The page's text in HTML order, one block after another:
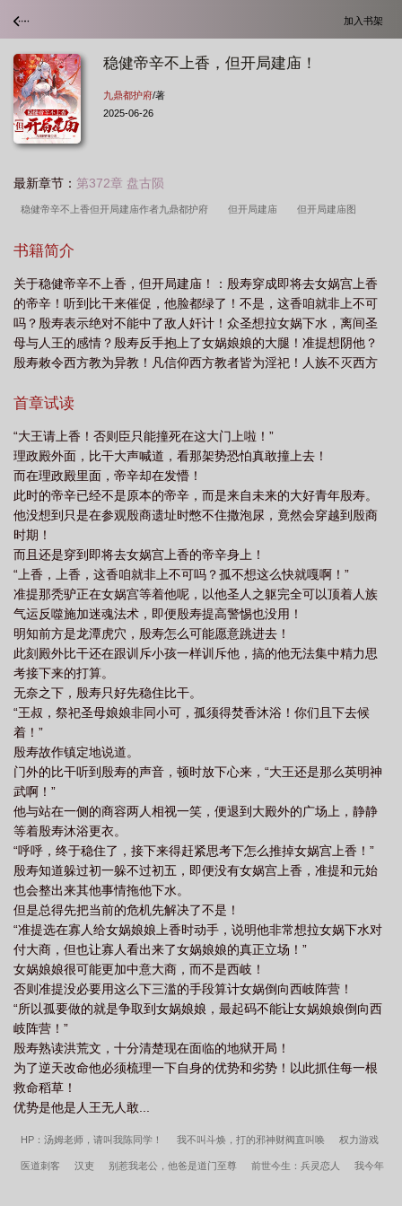
加入书架
稳健帝辛不上香，但开局建庙！
九鼎都护府/著
2025-06-26
最新章节： 第372章 盘古陨
稳健帝辛不上香但开局建庙作者九鼎都护府 但开局建庙 但开局建庙图
书籍简介
关于稳健帝辛不上香，但开局建庙！：殷寿穿成即将去女娲宫上香
的帝辛！听到比干来催促，他脸都绿了！不是，这香咱就非上不可
吗？殷寿表示绝对不能中了敌人奸计！众圣想拉女娲下水，离间圣
母与人王的感情？殷寿反手抱上了女娲娘娘的大腿！准提想阴他？
殷寿敕令西方教为异教！凡信仰西方教者皆为淫祀！人族不灭西方
元始天尊扯天道大旗，兴周灭商？殷寿联姻万族，以众生意志抗衡
首章试读
“大王请上香！否则臣只能撞死在这大门上啦！”
理政殿外面，比干大声喊道，看那架势恐怕真敢撞上去！
而在理政殿里面，帝辛却在发懵！
此时的帝辛已经不是原本的帝辛，而是来自未来的大好青年殷寿。
他没想到只是在参观殷商遗址时憋不住撒泡尿，竟然会穿越到殷商
时期！
而且还是穿到即将去女娲宫上香的帝辛身上！
“上香，上香，这香咱就非上不可吗？孤不想这么快就嘎啊！”
准提那秃驴正在女娲宫等着他呢，以他圣人之躯完全可以顶着人族
气运反噬施加迷魂法术，即便殷寿提高警惕也没用！
明知前方是龙潭虎穴，殷寿怎么可能愿意跳进去！
此刻殿外比干还在跟训斥小孩一样训斥他，搞的他无法集中精力思
考接下来的打算。
无奈之下，殷寿只好先稳住比干。
“王叔，祭祀圣母娘娘非同小可，孤须得焚香沐浴！你们且下去候
着！”
殷寿故作镇定地说道。
门外的比干听到殷寿的声音，顿时放下心来，“大王还是那么英明神
武啊！”
他与站在一侧的商容两人相视一笑，便退到大殿外的广场上，静静
等着殷寿沐浴更衣。
“呼呼，终于稳住了，接下来得赶紧思考下怎么推掉女娲宫上香！”
殷寿知道躲过初一躲不过初五，即便没有女娲宫上香，准提和元始
也会整出来其他事情拖他下水。
但是总得先把当前的危机先解决了不是！
“准提选在寡人给女娲娘娘上香时动手，说明他非常想拉女娲下水对
付大商，但也让寡人看出来了女娲娘娘的真正立场！”
女娲娘娘很可能更加中意大商，而不是西岐！
否则准提没必要用这么下三滥的手段算计女娲倒向西岐阵营！
“所以孤要做的就是争取到女娲娘娘，最起码不能让女娲娘娘倒向西
岐阵营！”
殷寿熟读洪荒文，十分清楚现在面临的地狱开局！
为了逆天改命他必须梳理一下自身的优势和劣势！以此抓住每一根
救命稻草！
优势是他是人王无人敢...
HP：汤姆老师，请叫我陈同学！ 我不叫斗焕，打的邪神财阀直叫唤 权力游戏
医道刺客 汉吏 别惹我老公，他爸是道门至尊 前世今生：兵灵恋人 我今年